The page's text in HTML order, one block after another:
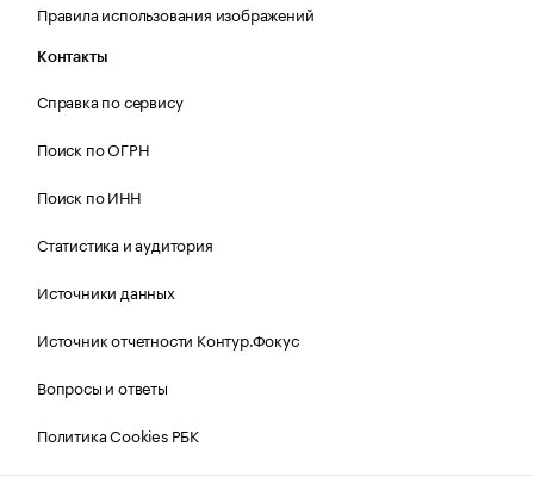
Правила использования изображений
Контакты
Справка по сервису
Поиск по ОГРН
Поиск по ИНН
Статистика и аудитория
Источники данных
Источник отчетности Контур.Фокус
Вопросы и ответы
Политика Cookies РБК